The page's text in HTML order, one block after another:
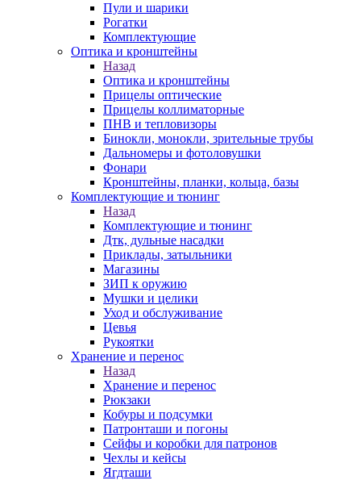
Пули и шарики
Рогатки
Комплектующие
Оптика и кронштейны
Назад
Оптика и кронштейны
Прицелы оптические
Прицелы коллиматорные
ПНВ и тепловизоры
Бинокли, монокли, зрительные трубы
Дальномеры и фотоловушки
Фонари
Кронштейны, планки, кольца, базы
Комплектующие и тюнинг
Назад
Комплектующие и тюнинг
Дтк, дульные насадки
Приклады, затыльники
Магазины
ЗИП к оружию
Мушки и целики
Уход и обслуживание
Цевья
Рукоятки
Хранение и перенос
Назад
Хранение и перенос
Рюкзаки
Кобуры и подсумки
Патронташи и погоны
Сейфы и коробки для патронов
Чехлы и кейсы
Ягдташи